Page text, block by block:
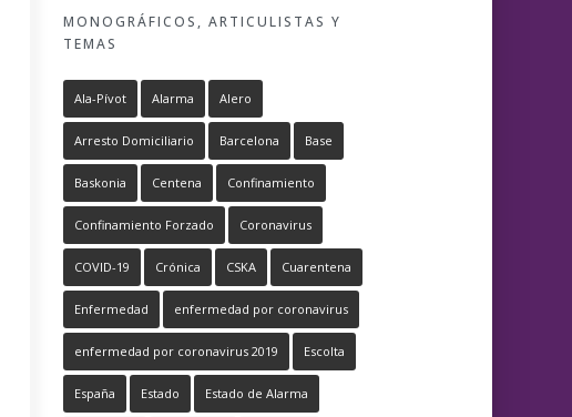
MONOGRÁFICOS, ARTICULISTAS Y
TEMAS
Ala-Pívot Alarma Alero
Arresto Domiciliario Barcelona Base
Baskonia Centena Confinamiento
Confinamiento Forzado Coronavirus
COVID-19 Crónica CSKA Cuarentena
Enfermedad enfermedad por coronavirus
enfermedad por coronavirus 2019 Escolta
España Estado Estado de Alarma